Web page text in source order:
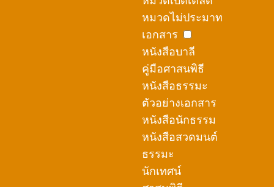
หมวดไม่ประมาท
เอกสาร
หนังสือบาลี
คู่มือศาสนพิธี
หนังสือธรรมะ
ตัวอย่างเอกสาร
หนังสือนักธรรม
หนังสือสวดมนต์
ธรรมะ
นักเทศน์